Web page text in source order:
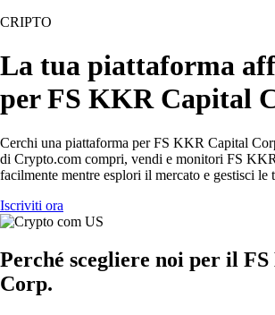
CRIPTO
La tua piattaforma
per FS KKR Capital
Cerchi una piattaforma per FS KKR Capital
di Crypto.com compri, vendi e monitori FS
facilmente mentre esplori il mercato e gestisci le
Iscriviti ora
Perché scegliere noi per il
Corp.